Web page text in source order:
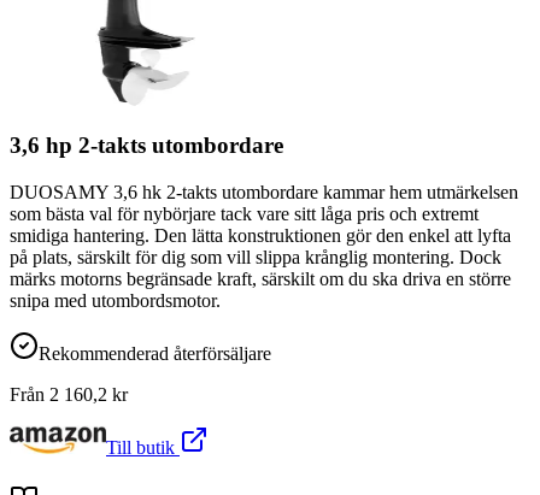
3,6 hp 2-takts utombordare
DUOSAMY 3,6 hk 2-takts utombordare kammar hem utmärkelsen
som bästa val för nybörjare tack vare sitt låga pris och extremt
smidiga hantering. Den lätta konstruktionen gör den enkel att lyfta
på plats, särskilt för dig som vill slippa krånglig montering. Dock
märks motorns begränsade kraft, särskilt om du ska driva en större
snipa med utombordsmotor.
Rekommenderad återförsäljare
Från 2 160,2 kr
Till butik